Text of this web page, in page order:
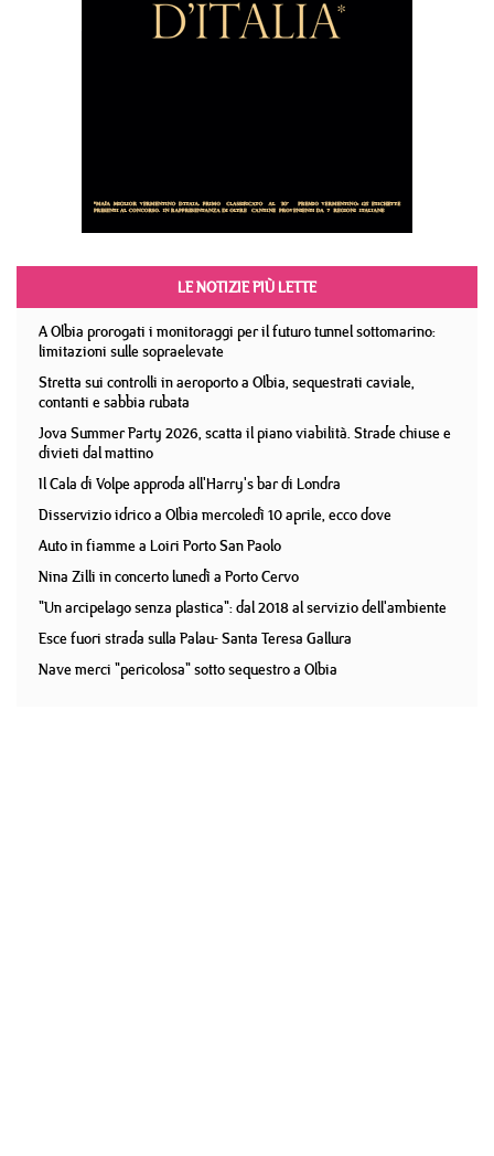
LE NOTIZIE PIÙ LETTE
A Olbia prorogati i monitoraggi per il futuro tunnel sottomarino:
limitazioni sulle sopraelevate
Stretta sui controlli in aeroporto a Olbia, sequestrati caviale,
contanti e sabbia rubata
Jova Summer Party 2026, scatta il piano viabilità. Strade chiuse e
divieti dal mattino
Il Cala di Volpe approda all'Harry's bar di Londra
Disservizio idrico a Olbia mercoledì 10 aprile, ecco dove
Auto in fiamme a Loiri Porto San Paolo
Nina Zilli in concerto lunedì a Porto Cervo
"Un arcipelago senza plastica": dal 2018 al servizio dell'ambiente
Esce fuori strada sulla Palau- Santa Teresa Gallura
Nave merci "pericolosa" sotto sequestro a Olbia